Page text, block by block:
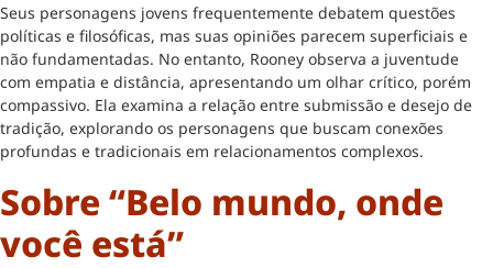
Seus personagens jovens frequentemente debatem questões
políticas e filosóficas, mas suas opiniões parecem superficiais e
não fundamentadas. No entanto, Rooney observa a juventude
com empatia e distância, apresentando um olhar crítico, porém
compassivo. Ela examina a relação entre submissão e desejo de
tradição, explorando os personagens que buscam conexões
profundas e tradicionais em relacionamentos complexos.
Sobre “Belo mundo, onde
você está”